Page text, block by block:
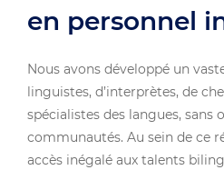
en personnel
Nous avons développé un
linguistes, d’interprètes, de
spécialistes des langues, sans
communautés. Au sein de ce
accès inégalé aux talents